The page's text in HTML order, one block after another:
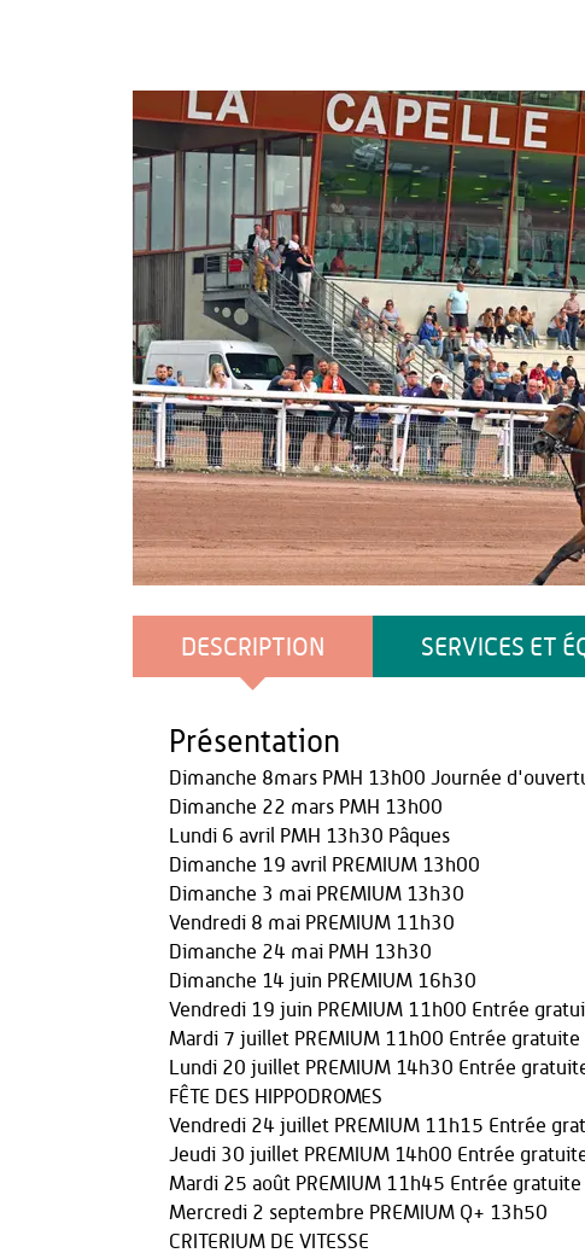
DESCRIPTION SERVICES ET
Présentation
Dimanche 8mars PMH 13h00 Journée
Dimanche 22 mars PMH 13h00
Lundi 6 avril PMH 13h30 Pâques
Dimanche 19 avril PREMIUM 13h00
Dimanche 3 mai PREMIUM 13h30
Vendredi 8 mai PREMIUM 11h30
Dimanche 24 mai PMH 13h30
Dimanche 14 juin PREMIUM 16h30
Vendredi 19 juin PREMIUM 11h00 Entrée
Mardi 7 juillet PREMIUM 11h00 Entrée gratuite
Lundi 20 juillet PREMIUM 14h30 Entrée
FÊTE DES HIPPODROMES
Vendredi 24 juillet PREMIUM 11h15 Entrée
Jeudi 30 juillet PREMIUM 14h00 Entrée
Mardi 25 août PREMIUM 11h45 Entrée gratuite
Mercredi 2 septembre PREMIUM Q+ 13h50
CRITERIUM DE VITESSE